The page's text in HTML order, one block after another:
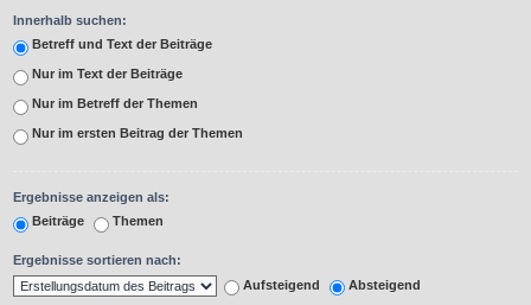
Innerhalb suchen:
Betreff und Text der Beiträge
Nur im Text der Beiträge
Nur im Betreff der Themen
Nur im ersten Beitrag der Themen
Ergebnisse anzeigen als:
Beiträge
Themen
Ergebnisse sortieren nach:
Aufsteigend
Absteigend